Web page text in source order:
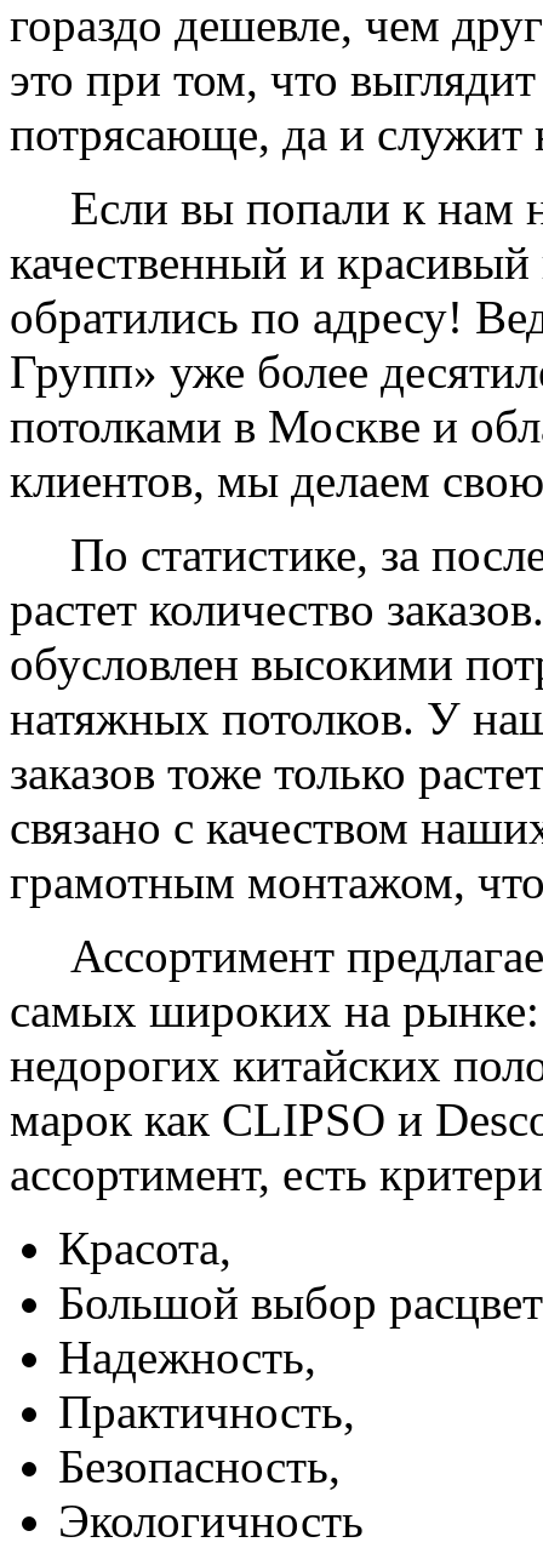
гораздо дешевле, чем
это при том, что
потрясающе, да и служит
Если вы попали к нам
качественный и
обратились по адресу!
Групп» уже более
потолками в Москве и
клиентов, мы делаем
По статистике, за
растет количество
обусловлен высокими
натяжных потолков. У
заказов тоже только
связано с качеством
грамотным монтажом,
Ассортимент
самых широких на
недорогих китайских
марок как CLIPSO и
ассортимент, есть
Красота,
Большой выбор
Надежность,
Практичность,
Безопасность,
Экологичность